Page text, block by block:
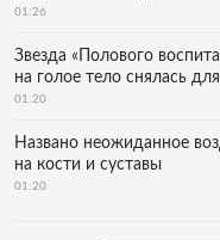
01:26
Звезда «Полового
на голое тело снялась
01:20
Названо неожиданное
на кости и суставы
01:20